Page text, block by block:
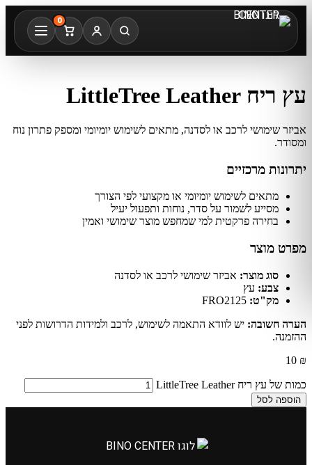
0
עץ ריח LittleTree Leather
אביזר שימושי לרכב או לסדנה, מתאים לשימוש יומיומי ומספק פתרון נוח
ומסודר.
יתרונות מרכזיים
מתאים לשימוש יומיומי או מקצועי לפי הצורך
מסייע לשמור על סדר, נוחות ותפעול יעיל
בחירה פרקטית למי שמחפש מוצר שימושי ואמין
מפרט מוצר
סוג מוצר: אביזר שימושי לרכב או לסדנה
צבע: עץ
מק"ט:
הערה חשובה: יש לוודא התאמה לשימוש, לרכב ולמידות הדרושות לפני
ההזמנה.
10 ₪
כמות של עץ ריח LittleTree Leather
הוספה לסל